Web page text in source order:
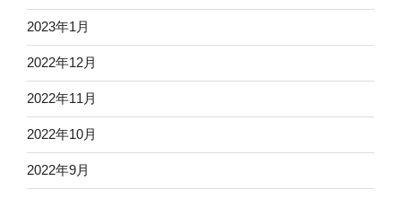
2023年1月
2022年12月
2022年11月
2022年10月
2022年9月